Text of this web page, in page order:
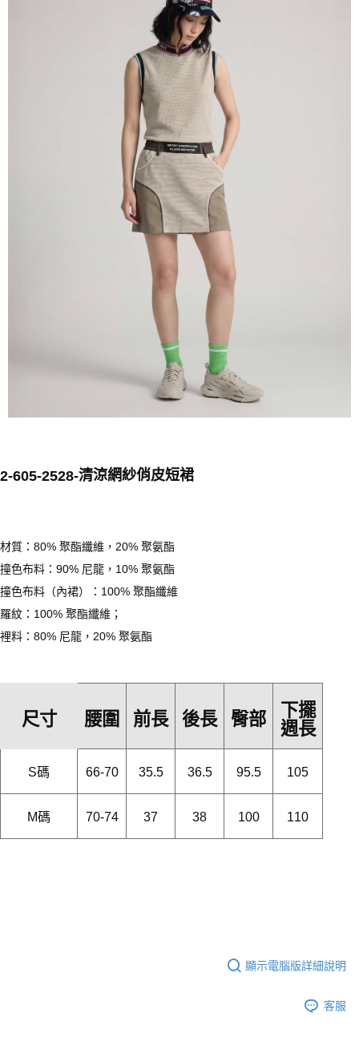
2-605-2528-清涼網紗俏皮短裙
材質：80% 聚酯纖維，20% 聚氨酯
撞色布料：90% 尼龍，10% 聚氨酯
撞色布料（內裙）：100% 聚酯纖維
羅紋 ：100% 聚酯纖維；
裡料：80% 尼龍，20% 聚氨酯
尺寸 腰圍 前長 後長 臀部
下擺
週長
S碼 66-70 35.5 36.5 95.5 105
M碼 70-74 37 38 100 110
顯示電腦版詳細說明
客服